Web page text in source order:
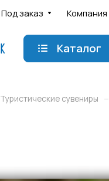
Под заказ Компания
Каталог
Туристические сувениры –